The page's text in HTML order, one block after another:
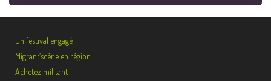
Un festival engagé
Migrant’scène en région
Achetez militant